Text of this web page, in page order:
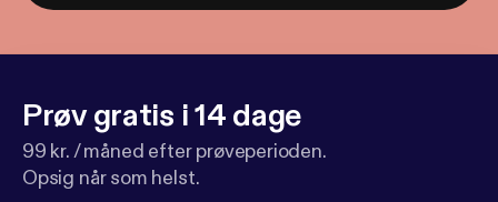
Prøv gratis i 14 dage
99 kr. / måned efter prøveperioden.
Opsig når som helst.